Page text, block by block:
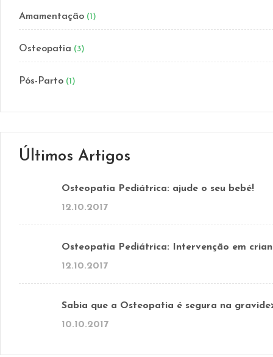
Amamentação (1)
Osteopatia (3)
Pós-Parto (1)
Últimos Artigos
Osteopatia Pediátrica: ajude o seu bebé!
12.10.2017
Osteopatia Pediátrica: Intervenção em
12.10.2017
Sabia que a Osteopatia é segura na
10.10.2017